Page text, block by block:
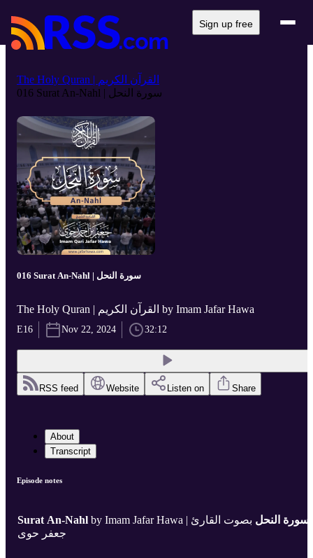
Sign up free
The Holy Quran | القرآن الكريم
016 Surat An-Nahl | سورة النحل
016 Surat An-Nahl | سورة النحل
The Holy Quran | القرآن الكريم by Imam Jafar Hawa
E16 Nov 22, 2024 32:12
RSS feed Website Listen on Share
About
Transcript
Episode notes
Surat An-Nahl by Imam Jafar Hawa | سورة النحل بصوت القارئ
جعفر حوى